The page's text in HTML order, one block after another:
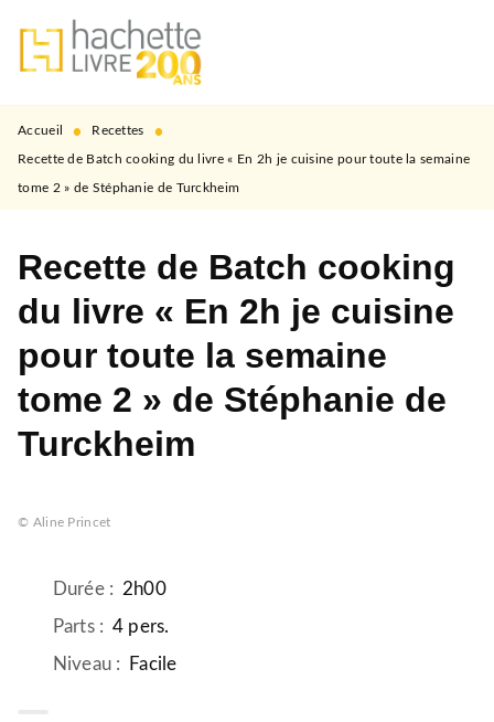
MENU RECHERCHE
PIED DE PAGE
Accueil • Recettes •
Recette de Batch cooking du livre « En 2h je cuisine pour toute la semaine
tome 2 » de Stéphanie de Turckheim
Recette de Batch cooking
du livre « En 2h je cuisine
pour toute la semaine
tome 2 » de Stéphanie de
Turckheim
© Aline Princet
Durée: 2h00
Parts: 4 pers.
Niveau: Facile